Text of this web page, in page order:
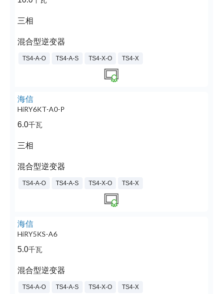
三相
混合型逆变器
TS4-A-O TS4-A-S TS4-X-O TS4-X
海信
HiRY6KT-A0-P
6.0千瓦
三相
混合型逆变器
TS4-A-O TS4-A-S TS4-X-O TS4-X
海信
HiRY5KS-A6
5.0千瓦
混合型逆变器
TS4-A-O TS4-A-S TS4-X-O TS4-X